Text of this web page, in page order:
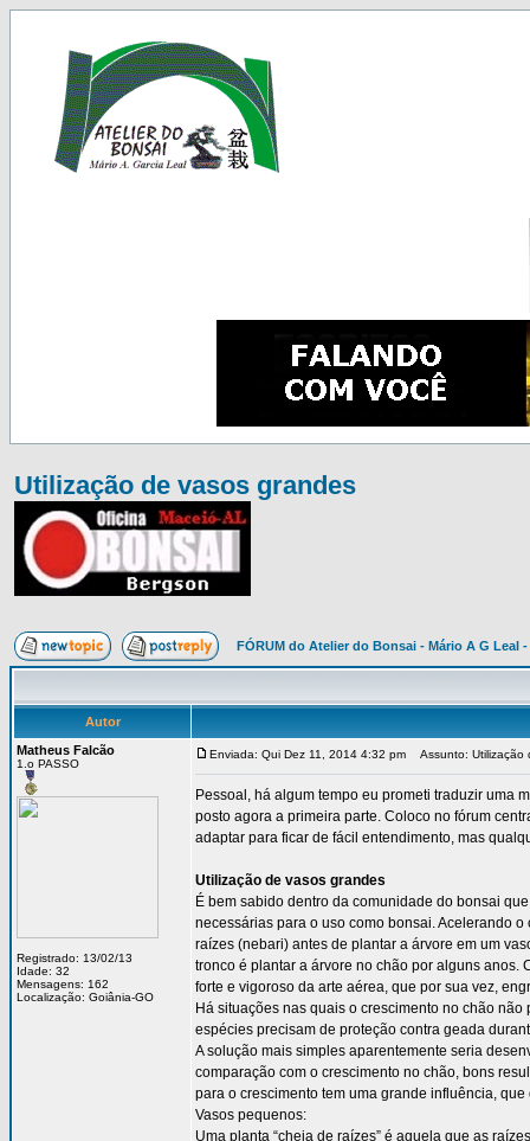
Utilização de vasos grandes
FÓRUM do Atelier do Bonsai - Mário A G Leal
Autor
Matheus Falcão
1.o PASSO
Registrado: 13/02/13
Idade: 32
Mensagens: 162
Localização: Goiânia-GO
Enviada: Qui Dez 11, 2014 4:32 pm Assunto: Utilização
Pessoal, há algum tempo eu prometi traduzir uma
posto agora a primeira parte. Coloco no fórum
adaptar para ficar de fácil entendimento, mas
Utilização de vasos grandes
É bem sabido dentro da comunidade do bonsai
necessárias para o uso como bonsai. Acelerando
raízes (nebari) antes de plantar a árvore em um
tronco é plantar a árvore no chão por alguns anos.
forte e vigoroso da arte aérea, que por sua vez,
Há situações nas quais o crescimento no chão
espécies precisam de proteção contra geada
A solução mais simples aparentemente seria
comparação com o crescimento no chão, bons
para o crescimento tem uma grande influência,
Vasos pequenos:
Uma planta “cheia de raízes” é aquela que as